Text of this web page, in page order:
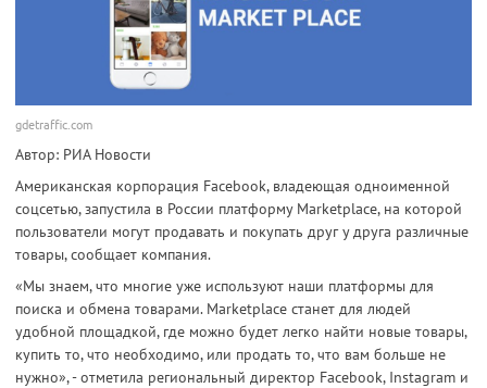
gdetraffic.com
Автор: РИА Новости
Американская корпорация Facebook, владеющая одноименной
соцсетью, запустила в России платформу Marketplace, на которой
пользователи могут продавать и покупать друг у друга различные
товары, сообщает компания.
«Мы знаем, что многие уже используют наши платформы для
поиска и обмена товарами. Marketplace станет для людей
удобной площадкой, где можно будет легко найти новые товары,
купить то, что необходимо, или продать то, что вам больше не
нужно», - отметила региональный директор Facebook, Instagram и